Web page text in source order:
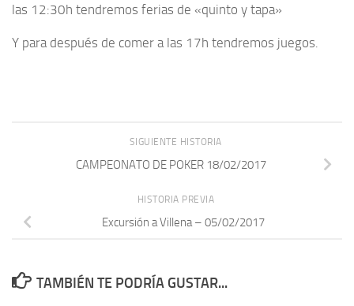
las 12:30h tendremos ferias de «quinto y tapa»
Y para después de comer a las 17h tendremos juegos.
SIGUIENTE HISTORIA
CAMPEONATO DE POKER 18/02/2017
HISTORIA PREVIA
Excursión a Villena – 05/02/2017
TAMBIÉN TE PODRÍA GUSTAR...